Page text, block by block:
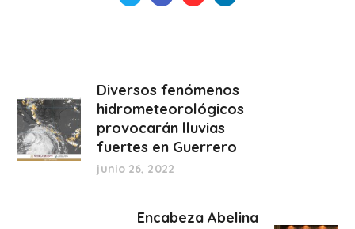
Diversos fenómenos
hidrometeorológicos
provocarán lluvias
fuertes en Guerrero
junio 26, 2022
Encabeza Abelina